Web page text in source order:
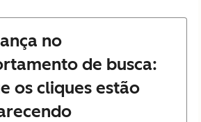
no
de busca:
os cliques estão